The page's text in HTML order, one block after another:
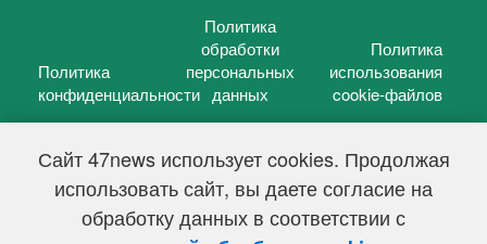
Сайт 47news использует cookies. Продолжая
использовать сайт, вы даете согласие на
обработку данных в соответствии с
Политика
конфиденциальности
Политика
обработки
персональных
данных
Политика
использования
cookie-файлов
47 новостей (47 news)2005 — 2026 г.
Свидетельство о регистрации СМИ Эл № ФС 77-39848, выдано
Федеральной службой по надзору в сфере связи,